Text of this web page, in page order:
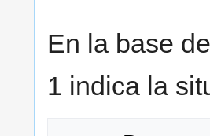
En la base
1 indica la